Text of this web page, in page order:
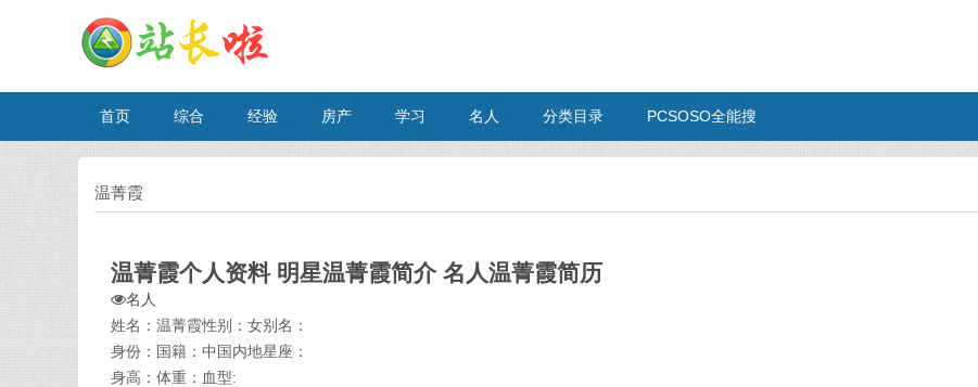
首页 综合 经验 房产 学习 名人 分类目录 PCSOSO全能搜
温菁霞
温菁霞个人资料 明星温菁霞简介 名人温菁霞简历
名人
姓名：温菁霞性别：女别名：
身份：国籍：中国内地星座：
身高：体重：血型: